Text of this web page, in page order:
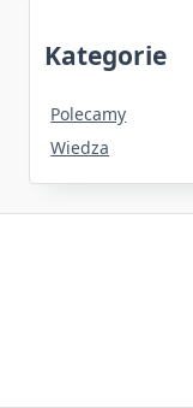
Kategorie
Polecamy
Wiedza